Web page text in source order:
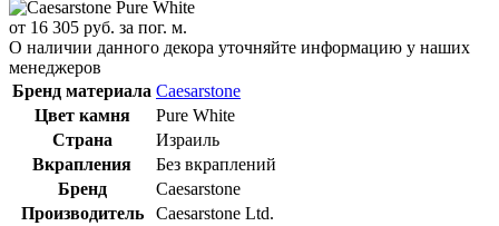
от 16 305 руб. за пог. м.
О наличии данного декора уточняйте информацию у наших
менеджеров
Бренд материала Caesarstone
Цвет камня
Pure White
Страна
Израиль
Вкрапления
Без вкраплений
Бренд
Caesarstone
Производитель
Caesarstone Ltd.